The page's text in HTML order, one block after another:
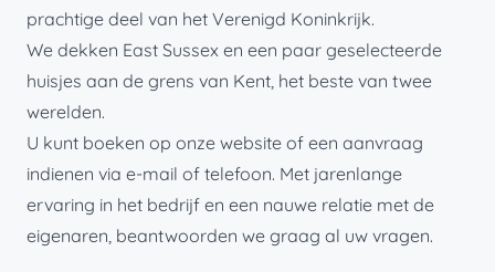
prachtige deel van het Verenigd Koninkrijk.
We dekken East Sussex en een paar geselecteerde
huisjes aan de grens van Kent, het beste van twee
werelden.
U kunt boeken op onze website of een aanvraag
indienen via e-mail of telefoon. Met jarenlange
ervaring in het bedrijf en een nauwe relatie met de
eigenaren, beantwoorden we graag al uw vragen.